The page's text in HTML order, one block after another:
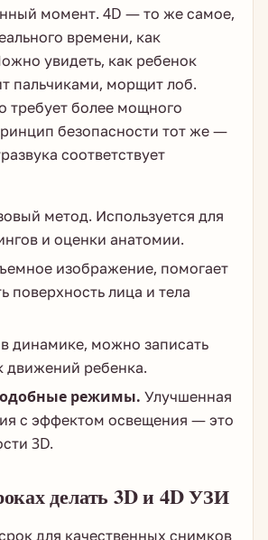
момент. 4D — то же самое,
времени, как
увидеть, как ребенок
пальчиками, морщит лоб.
требует более мощного
безопасности тот же —
соответствует
метод. Используется для
и оценки анатомии.
изображение, помогает
поверхность лица и тела
динамике, можно записать
движений ребенка.
режимы. Улучшенная
с эффектом освещения — это
3D.
делать 3D и 4D УЗИ
для качественных снимков